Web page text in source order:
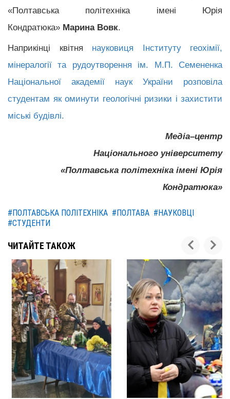
«Полтавська політехніка імені Юрія
Кондратюка» Марина Вовк.
Наприкінці квітня
науковиця Інституту геохімії,
мінералогії та рудоутворення ім. М.П. Семененка
Національної академії наук України розповіла
студентам як оминути геологічні ризики і захистити
міські будівлі.
Медіа–центр
Національного університету
«Полтавська політехніка імені Юрія
Кондратюка»
#ПОЛТАВСЬКА ПОЛІТЕХНІКА #ПОЛТАВА #НАУКОВЦІ
#СТУДЕНТИ
ЧИТАЙТЕ ТАКОЖ